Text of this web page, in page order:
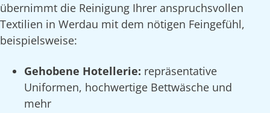
übernimmt die Reinigung Ihrer anspruchsvollen
Textilien in Werdau mit dem nötigen Feingefühl,
beispielsweise:
Gehobene Hotellerie: repräsentative
Uniformen, hochwertige Bettwäsche und
mehr